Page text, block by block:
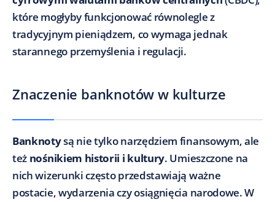
które mogłyby funkcjonować równolegle z
tradycyjnym pieniądzem, co wymaga jednak
starannego przemyślenia i regulacji.
Znaczenie banknotów w kulturze
Banknotysą nie tylko narzędziem finansowym, ale
też nośnikiem historii i kultury. Umieszczone na
nich wizerunki często przedstawiają ważne
postacie, wydarzenia czy osiągnięcia narodowe. W